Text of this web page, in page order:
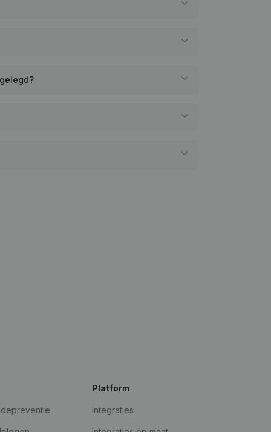
Platform
Integraties